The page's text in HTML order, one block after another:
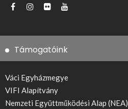
Támogatóink
Váci Egyházmegye
VIFI Alapítvány
Nemzeti Együttműködési Alap (NEA)